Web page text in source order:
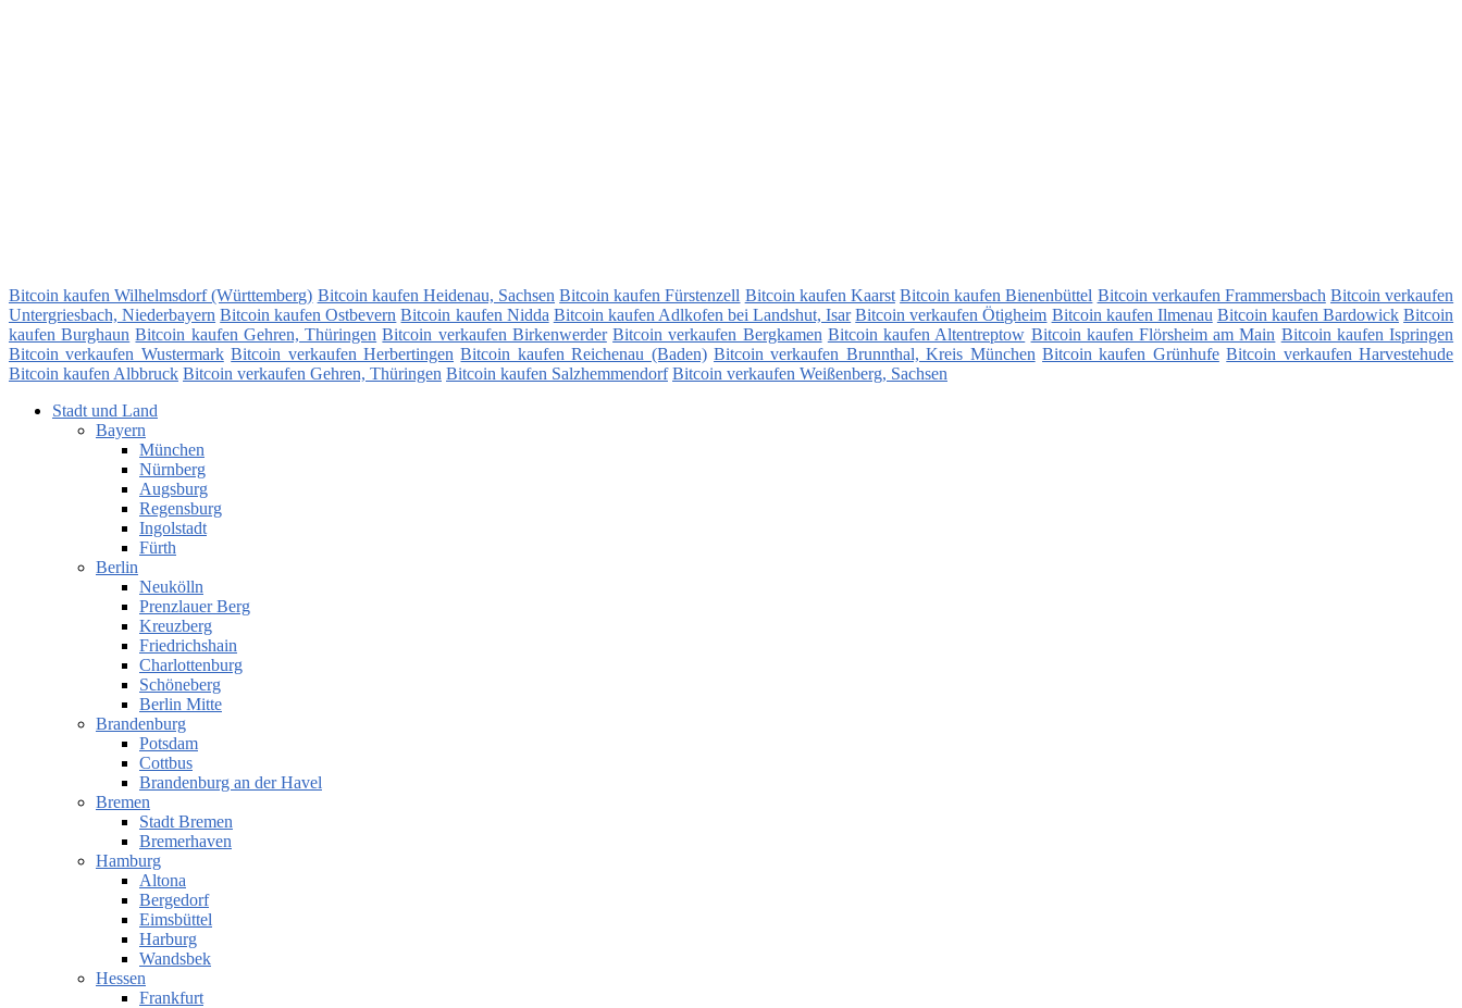
Bitcoin kaufen Wilhelmsdorf (Württemberg) Bitcoin kaufen Heidenau, Sachsen Bitcoin kaufen Fürstenzell Bitcoin kaufen Kaarst Bitcoin kaufen Bienenbüttel Bitcoin verkaufen Frammersbach Bitcoin verkaufen
Untergriesbach, Niederbayern Bitcoin kaufen Ostbevern Bitcoin kaufen Nidda Bitcoin kaufen Adlkofen bei Landshut, Isar Bitcoin verkaufen Ötigheim Bitcoin kaufen Ilmenau Bitcoin kaufen Bardowick Bitcoin
kaufen Burghaun Bitcoin kaufen Gehren, Thüringen Bitcoin verkaufen Birkenwerder Bitcoin verkaufen Bergkamen Bitcoin kaufen Altentreptow Bitcoin kaufen Flörsheim am Main Bitcoin kaufen Ispringen
Bitcoin verkaufen Wustermark Bitcoin verkaufen Herbertingen Bitcoin kaufen Reichenau (Baden) Bitcoin verkaufen Brunnthal, Kreis München Bitcoin kaufen Grünhufe Bitcoin verkaufen Harvestehude
Bitcoin kaufen Albbruck Bitcoin verkaufen Gehren, Thüringen Bitcoin kaufen Salzhemmendorf Bitcoin verkaufen Weißenberg, Sachsen
Stadt und Land
Bayern
München
Nürnberg
Augsburg
Regensburg
Ingolstadt
Fürth
Berlin
Neukölln
Prenzlauer Berg
Kreuzberg
Friedrichshain
Charlottenburg
Schöneberg
Berlin Mitte
Brandenburg
Potsdam
Cottbus
Brandenburg an der Havel
Bremen
Stadt Bremen
Bremerhaven
Hamburg
Altona
Bergedorf
Eimsbüttel
Harburg
Wandsbek
Hessen
Frankfurt